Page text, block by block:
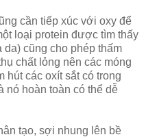
cần tiếp xúc với oxy để
loại protein được tìm thấy
cũng cho phép thấm
chất lỏng nên các móng
hút các oxít sắt có trong
nó hoàn toàn có thể dễ
tạo, sợi nhung lên bề